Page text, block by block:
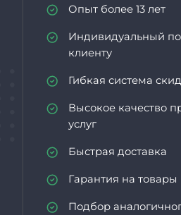
Опыт более 13 лет
Индивидуальный
клиенту
Гибкая система
Высокое качество
услуг
Быстрая доставка
Гарантия на товары
Подбор